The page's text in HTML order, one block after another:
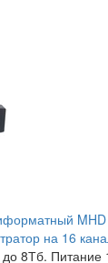
на 16
8Тб.